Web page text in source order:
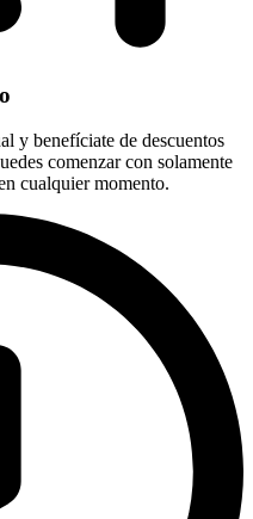
y benefíciate de descuentos
comenzar con solamente
cualquier momento.